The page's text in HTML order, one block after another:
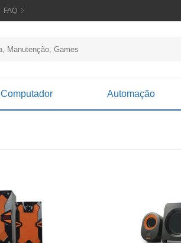
FAQ
Computador Automação